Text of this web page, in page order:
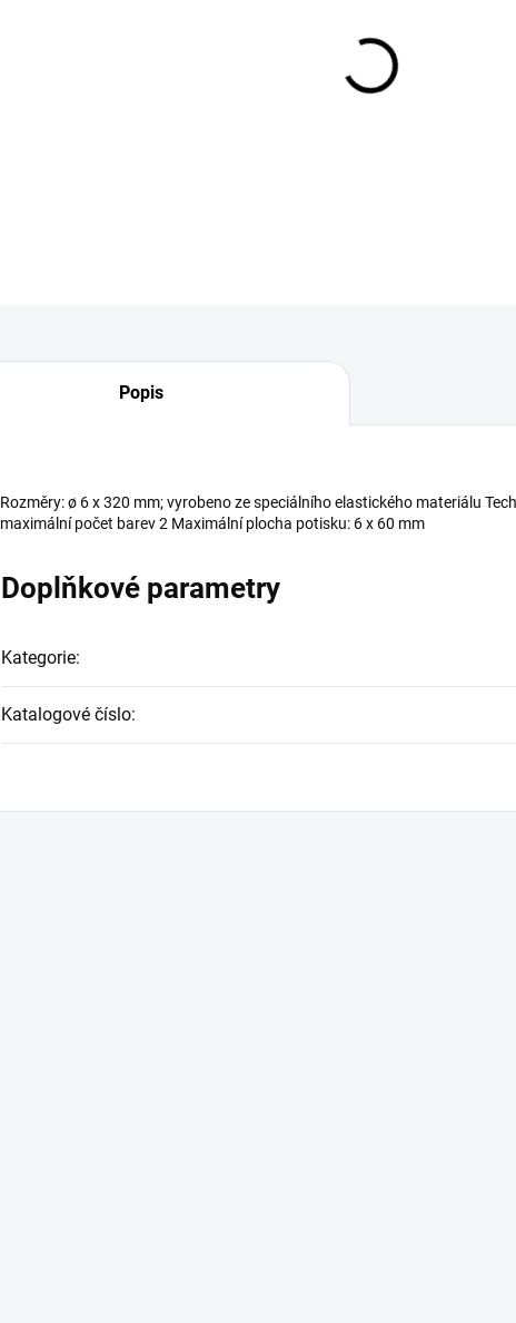
Ohebná tužka,
Popis
Rozměry: ø 6 x 320 mm; vyrobeno ze speciálního elastického materiálu
maximální počet barev 2 Maximální plocha potisku: 6 x 60 mm
Doplňkové parametry
Kategorie:
Katalogové číslo: